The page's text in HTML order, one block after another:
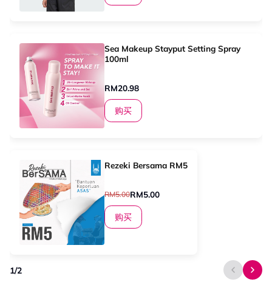
Sea Makeup Stayput Setting Spray
100ml
RM20.98
购买
Rezeki Bersama RM5
RM5.00RM5.00
购买
1/2